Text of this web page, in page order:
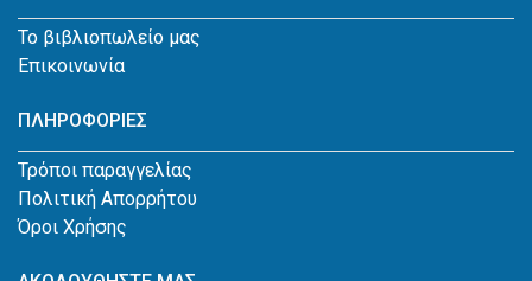
Το βιβλιοπωλείο μας
Επικοινωνία
ΠΛΗΡΟΦΟΡΙΕΣ
Τρόποι παραγγελίας
Πολιτική Απορρήτου
Όροι Χρήσης